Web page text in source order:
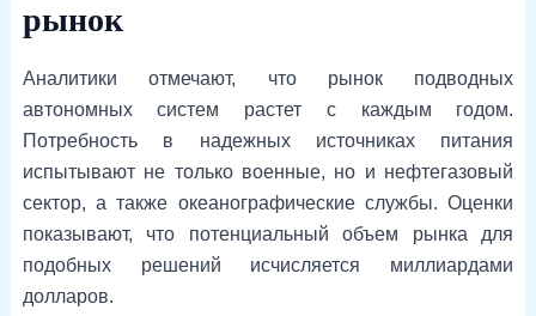
рынок
Аналитики отмечают, что рынок подводных
автономных систем растет с каждым годом.
Потребность в надежных источниках питания
испытывают не только военные, но и нефтегазовый
сектор, а также океанографические службы. Оценки
показывают, что потенциальный объем рынка для
подобных решений исчисляется миллиардами
долларов.